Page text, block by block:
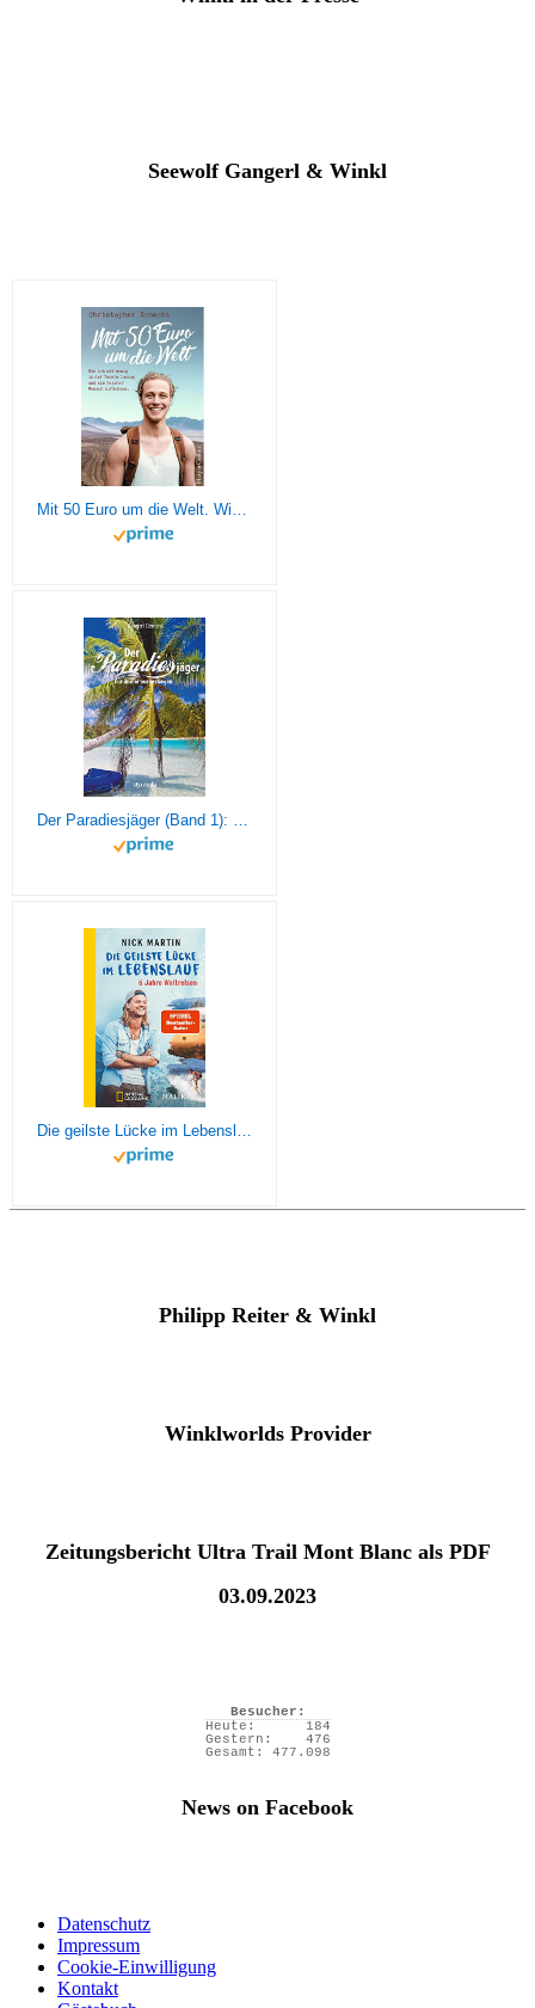
Seewolf Gangerl & Winkl
Mit 50 Euro um die Welt. Wie ich mit wenig in der Tasche loszog und als reicher Mensch zurückkam
Der Paradiesjäger (Band 1): Für immer ausgestiegen
Die geilste Lücke im Lebenslauf: 6 Jahre Weltreisen | Der erfolgreiche Reisebericht erstmals im Taschenbuch
Philipp Reiter & Winkl
Winklworlds Provider
Zeitungsbericht Ultra Trail Mont Blanc als PDF
03.09.2023
Besucher:
Heute:
184
Gestern:
476
Gesamt:
477.098
News on Facebook
Datenschutz
Impressum
Cookie-Einwilligung
Kontakt